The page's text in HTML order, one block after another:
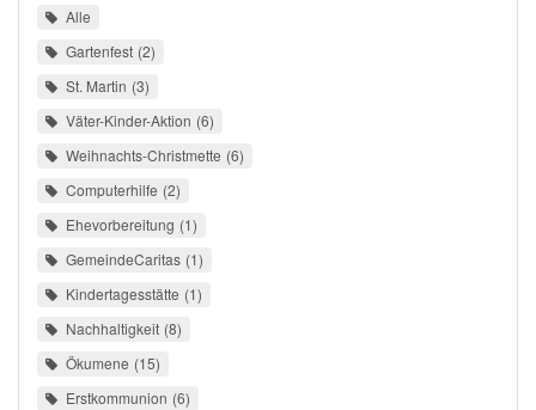
Alle
Gartenfest 2
St. Martin 3
Väter-Kinder-Aktion 6
Weihnachts-Christmette 6
Computerhilfe 2
Ehevorbereitung 1
GemeindeCaritas 1
Kindertagesstätte 1
Nachhaltigkeit 8
Ökumene 15
Erstkommunion 6